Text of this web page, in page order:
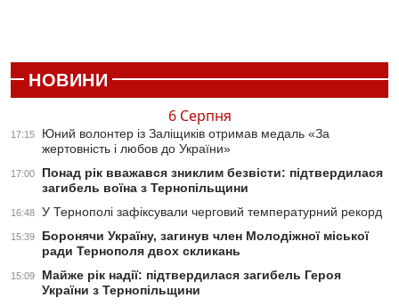
НОВИНИ
6 Серпня
17:15
Юний волонтер із Заліщиків отримав медаль «За
жертовність і любов до України»
17:00
Понад рік вважався зниклим безвісти: підтвердилася
загибель воїна з Тернопільщини
16:48 У Тернополі зафіксували черговий температурний рекорд
15:39
Боронячи Україну, загинув член Молодіжної міської
ради Тернополя двох скликань
15:09
Майже рік надії: підтвердилася загибель Героя
України з Тернопільщини